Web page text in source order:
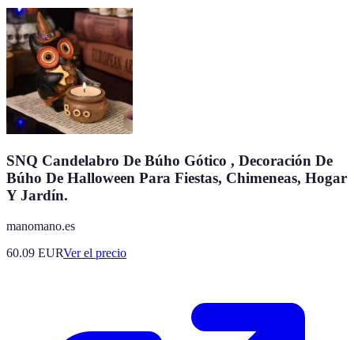
SNQ Candelabro De Búho Gótico , Decoración De
Búho De Halloween Para Fiestas, Chimeneas, Hogar
Y Jardín.
manomano.es
60.09 EURVer el precio